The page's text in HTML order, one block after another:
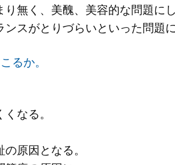
り無く、美醜、美容的な問題に
スがとりづらいといった問題
るか。
なる。
原因となる。